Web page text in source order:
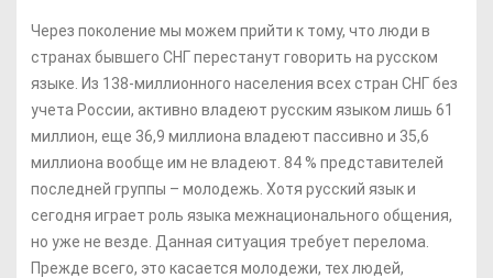
Через поколение мы можем прийти к тому, что люди в
странах бывшего СНГ перестанут говорить на русском
языке. Из 138-миллионного населения всех стран СНГ без
учета России, активно владеют русским языком лишь 61
миллион, еще 36,9 миллиона владеют пассивно и 35,6
миллиона вообще им не владеют. 84 % представителей
последней группы – молодежь. Хотя русский язык и
сегодня играет роль языка межнационального общения,
но уже не везде. Данная ситуация требует перелома.
Прежде всего, это касается молодежи, тех людей,